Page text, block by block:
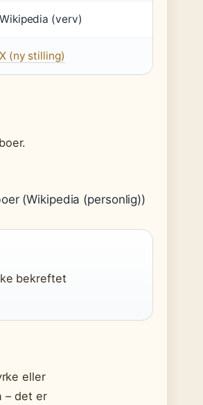
Wikipedia (verv)
X (ny stilling)
(Wikipedia (personlig))
bekreftet
eller
– det er